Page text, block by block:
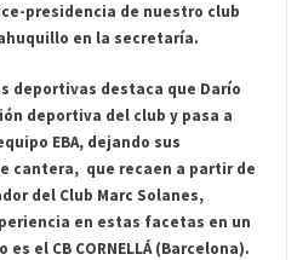
presidencia de nuestro club
en la secretaría.
deportivas destaca que Darío
deportiva del club y pasa a
EBA, dejando sus
cantera, que recaen a partir de
del Club Marc Solanes,
en estas facetas en un
el CB CORNELLÁ (Barcelona).